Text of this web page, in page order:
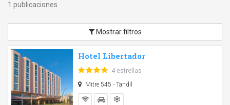
1 publicaciones
Mostrar filtros
Hotel Libertador
4 estrellas
Mitre 545 - Tandil